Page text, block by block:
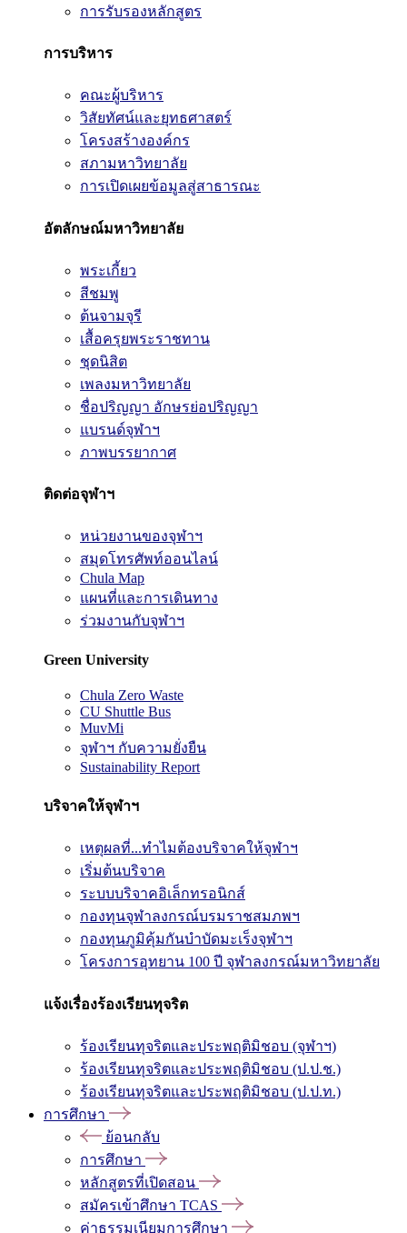
การรับรองหลักสูตร
การบริหาร
คณะผู้บริหาร
วิสัยทัศน์และยุทธศาสตร์
โครงสร้างองค์กร
สภามหาวิทยาลัย
การเปิดเผยข้อมูลสู่สาธารณะ
อัตลักษณ์มหาวิทยาลัย
พระเกี้ยว
สีชมพู
ต้นจามจุรี
เสื้อครุยพระราชทาน
ชุดนิสิต
เพลงมหาวิทยาลัย
ชื่อปริญญา อักษรย่อปริญญา
แบรนด์จุฬาฯ
ภาพบรรยากาศ
ติดต่อจุฬาฯ
หน่วยงานของจุฬาฯ
สมุดโทรศัพท์ออนไลน์
Chula Map
แผนที่และการเดินทาง
ร่วมงานกับจุฬาฯ
Green University
Chula Zero Waste
CU Shuttle Bus
MuvMi
จุฬาฯ กับความยั่งยืน
Sustainability Report
บริจาคให้จุฬาฯ
เหตุผลที่...ทำไมต้องบริจาคให้จุฬาฯ
เริ่มต้นบริจาค
ระบบบริจาคอิเล็กทรอนิกส์
กองทุนจุฬาลงกรณ์บรมราชสมภพฯ
กองทุนภูมิคุ้มกันบำบัดมะเร็งจุฬาฯ
โครงการอุทยาน 100 ปี จุฬาลงกรณ์มหาวิทยาลัย
แจ้งเรื่องร้องเรียนทุจริต
ร้องเรียนทุจริตและประพฤติมิชอบ (จุฬาฯ)
ร้องเรียนทุจริตและประพฤติมิชอบ (ป.ป.ช.)
ร้องเรียนทุจริตและประพฤติมิชอบ (ป.ป.ท.)
การศึกษา
ย้อนกลับ
การศึกษา
หลักสูตรที่เปิดสอน
สมัครเข้าศึกษา TCAS
ค่าธรรมเนียมการศึกษา